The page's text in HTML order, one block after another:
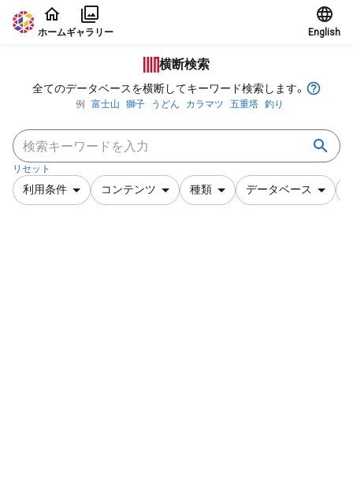
本文に飛ぶ
ホームギャラリー English
横断検索
全てのデータベースを横断してキーワード検索します。
例 富士山 獅子 うどん カラマツ 五重塔 釣り
リセット
利用条件 コンテンツ 種類 データベース